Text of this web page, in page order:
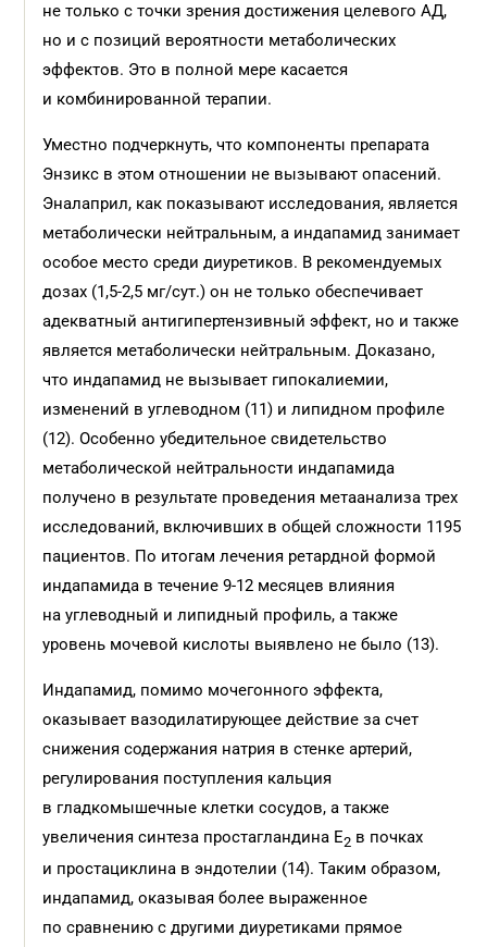
не только с точки зрения достижения целевого АД,
но и с позиций вероятности метаболических
эффектов. Это в полной мере касается
и комбинированной терапии.
Уместно подчеркнуть, что компоненты препарата
Энзикс в этом отношении не вызывают опасений.
Эналаприл, как показывают исследования, является
метаболически нейтральным, а индапамид занимает
особое место среди диуретиков. В рекомендуемых
дозах (1,5-2,5 мг/сут.) он не только обеспечивает
адекватный антигипертензивный эффект, но и также
является метаболически нейтральным. Доказано,
что индапамид не вызывает гипокалиемии,
изменений в углеводном (11) и липидном профиле
(12). Особенно убедительное свидетельство
метаболической нейтральности индапамида
получено в результате проведения метаанализа трех
исследований, включивших в общей сложности 1195
пациентов. По итогам лечения ретардной формой
индапамида в течение 9-12 месяцев влияния
на углеводный и липидный профиль, а также
уровень мочевой кислоты выявлено не было (13).
Индапамид, помимо мочегонного эффекта,
оказывает вазодилатирующее действие за счет
снижения содержания натрия в стенке артерий,
регулирования поступления кальция
в гладкомышечные клетки сосудов, а также
увеличения синтеза простагландина Е2 в почках
и простациклина в эндотелии (14). Таким образом,
индапамид, оказывая более выраженное
по сравнению с другими диуретиками прямое